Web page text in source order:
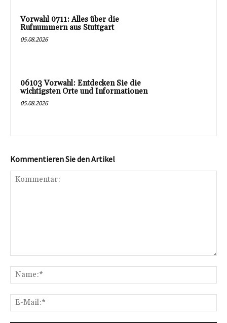
Vorwahl 0711: Alles über die
Rufnummern aus Stuttgart
05.08.2026
06103 Vorwahl: Entdecken Sie die
wichtigsten Orte und Informationen
05.08.2026
Kommentieren Sie den Artikel